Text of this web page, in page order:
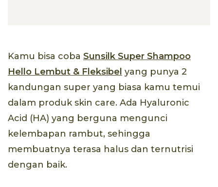
Kamu bisa coba Sunsilk Super Shampoo
Hello Lembut & Fleksibel yang punya 2
kandungan super yang biasa kamu temui
dalam produk skin care. Ada Hyaluronic
Acid (HA) yang berguna mengunci
kelembapan rambut, sehingga
membuatnya terasa halus dan ternutrisi
dengan baik.